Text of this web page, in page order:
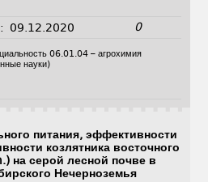
09.12.2020 0
06.01.04 – агрохимия
науки)
питания, эффективности
козлятника восточного
на серой лесной почве в
Нечерноземья